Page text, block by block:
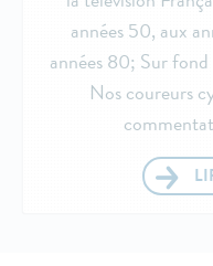
années 50, aux
années 80; Sur
Nos coureurs